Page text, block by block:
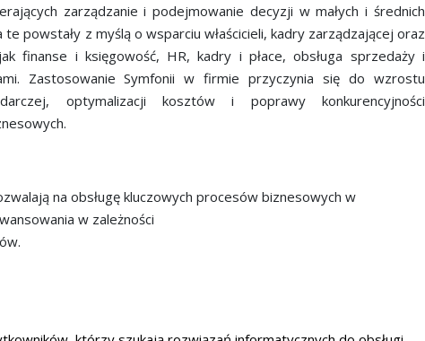
zarządzanie i podejmowanie decyzji w małych i średnich
powstały z myślą o wsparciu właścicieli, kadry zarządzającej oraz
finanse i księgowość, HR, kadry i płace, obsługa sprzedaży i
Zastosowanie Symfonii w firmie przyczynia się do wzrostu
optymalizacji kosztów i poprawy konkurencyjności
na obsługę kluczowych procesów biznesowych w
w zależności